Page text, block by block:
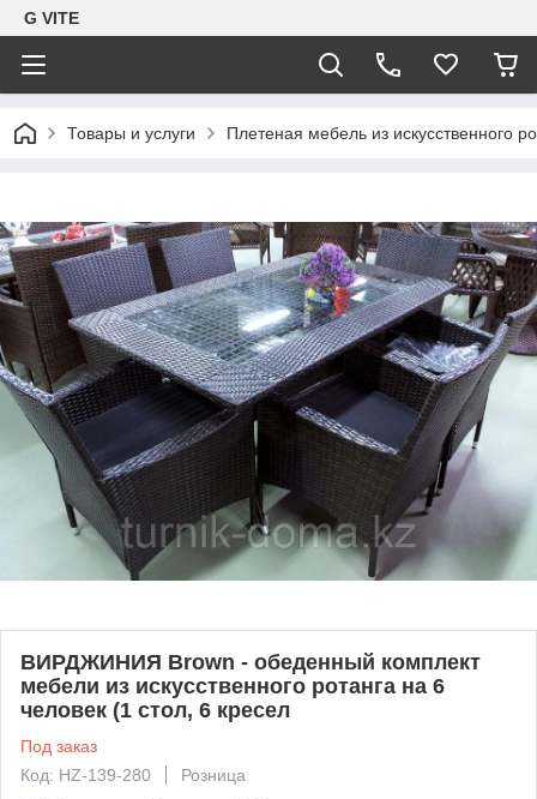
G VITE
Товары и услуги Плетеная мебель из искусственного
ВИРДЖИНИЯ Brown - обеденный комплект
мебели из искусственного ротанга на 6
человек (1 стол, 6 кресел
Под заказ
Код: HZ-139-280
Розница